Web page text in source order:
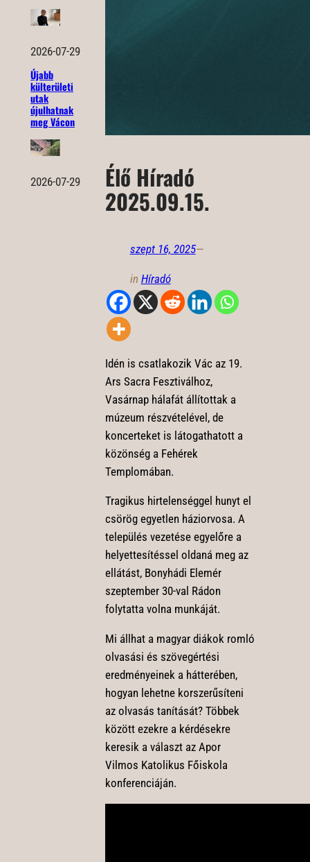
2026-07-29
Újabb
külterületi
utak
újulhatnak
meg Vácon
2026-07-29 Élő Híradó
2025.09.15.
szept 16, 2025—
in Híradó
Idén is csatlakozik Vác az 19.
Ars Sacra Fesztiválhoz,
Vasárnap hálafát állítottak a
múzeum részvételével, de
koncerteket is látogathatott a
közönség a Fehérek
Templomában.
Tragikus hirtelenséggel hunyt el
csörög egyetlen háziorvosa. A
település vezetése egyelőre a
helyettesítéssel oldaná meg az
ellátást, Bonyhádi Elemér
szeptember 30-val Rádon
folytatta volna munkáját.
Mi állhat a magyar diákok romló
olvasási és szövegértési
eredményeinek a hátterében,
hogyan lehetne korszerűsíteni
az olvasás tanítását? Többek
között ezekre a kérdésekre
keresik a választ az Apor
Vilmos Katolikus Főiskola
konferenciáján.